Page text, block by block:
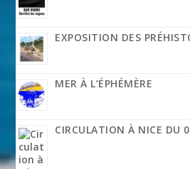
EXPOSITION DES
MER À L’ÉPHÉMÈRE
CIRCULATION À NICE DU